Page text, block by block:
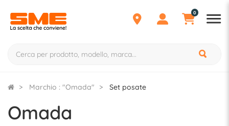
0
Marchio : "Omada" Set posate
Omada